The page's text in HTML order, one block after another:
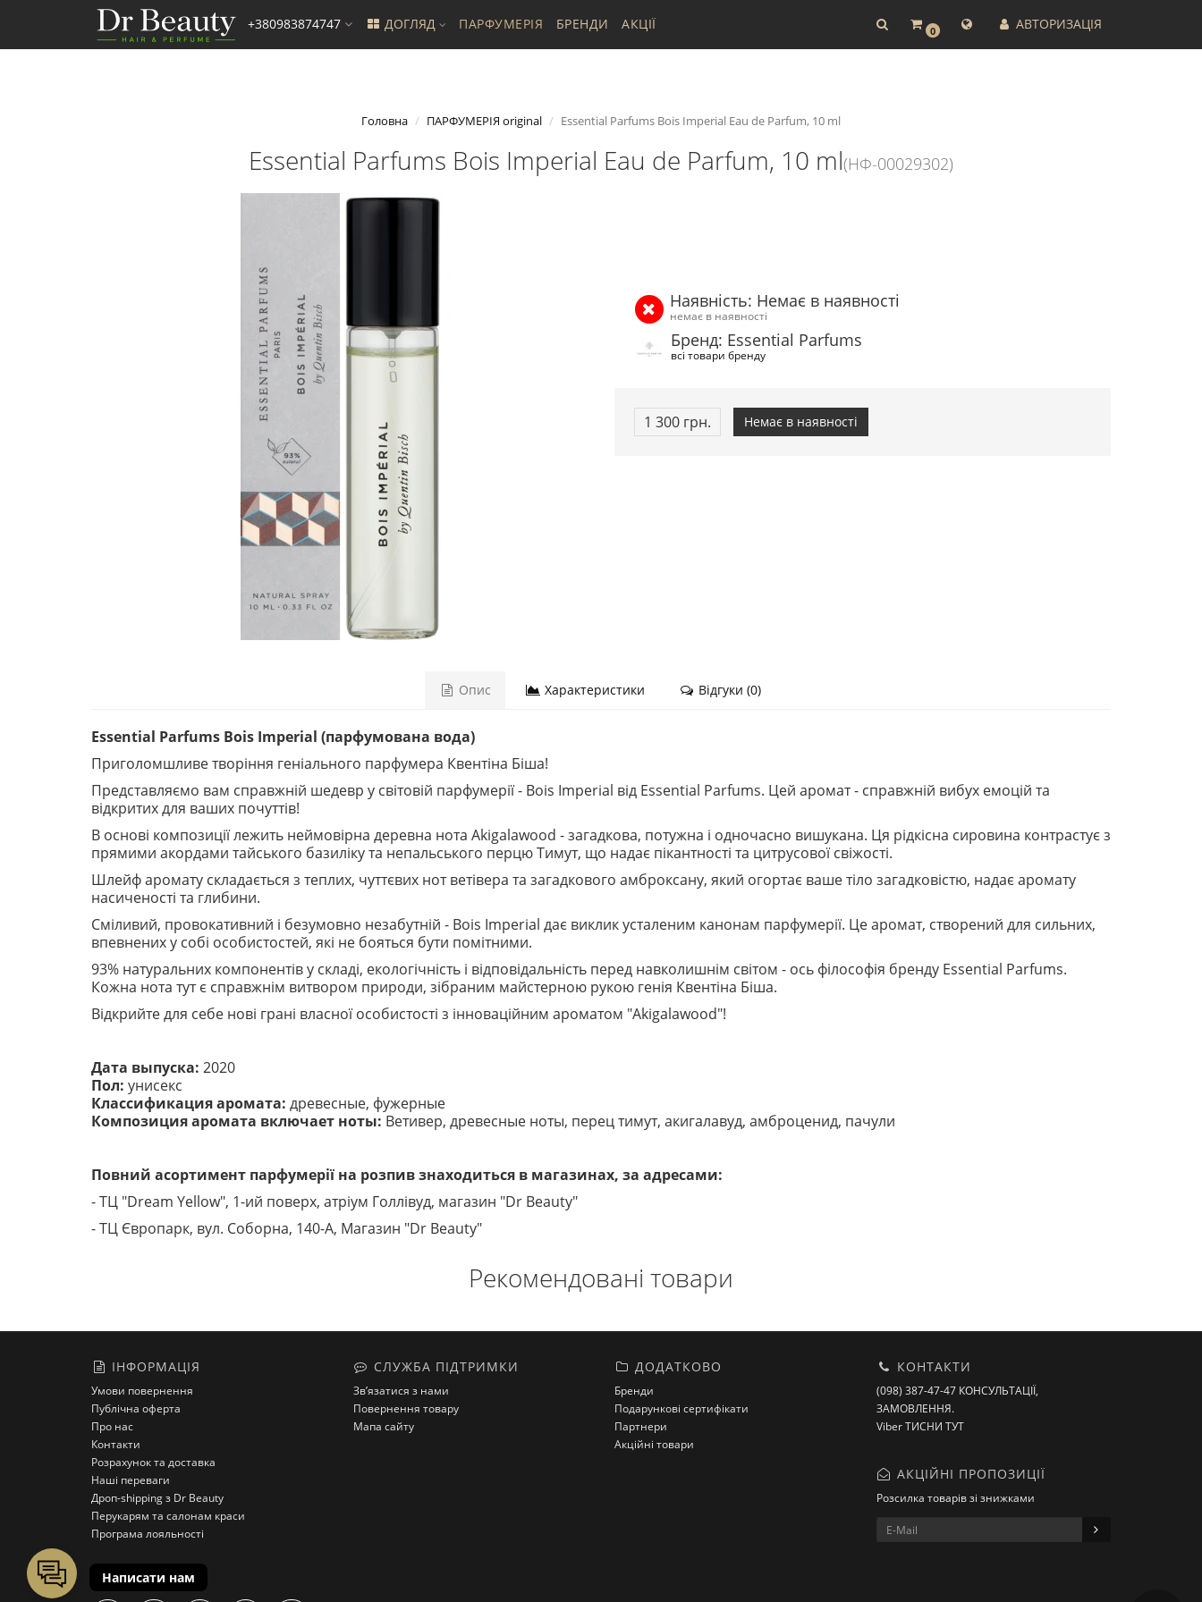
0 АВТОРИЗАЦІЯ
+380983874747 ДОГЛЯД ПАРФУМЕРІЯ БРЕНДИ АКЦІЇ
Головна ПАРФУМЕРІЯ original Essential Parfums Bois Imperial Eau de Parfum, 10 ml
Essential Parfums Bois Imperial Eau de Parfum, 10 ml(НФ-00029302)
Наявність: Немає в наявності
немає в наявності
Бренд: Essential Parfums
всі товари бренду
1 300 грн. Немає в наявності
Опис Характеристики Відгуки (0)
Essential Parfums Bois Imperial (парфумована вода)
Приголомшливе творіння геніального парфумера Квентіна Біша!
Представляємо вам справжній шедевр у світовій парфумерії - Bois Imperial від Essential Parfums. Цей аромат - справжній вибух емоцій та
відкритих для ваших почуттів!
В основі композиції лежить неймовірна деревна нота Akigalawood - загадкова, потужна і одночасно вишукана. Ця рідкісна сировина контрастує з
прямими акордами тайського базиліку та непальського перцю Тимут, що надає пікантності та цитрусової свіжості.
Шлейф аромату складається з теплих, чуттєвих нот ветівера та загадкового амброксану, який огортає ваше тіло загадковістю, надає аромату
насиченості та глибини.
Сміливий, провокативний і безумовно незабутній - Bois Imperial дає виклик усталеним канонам парфумерії. Це аромат, створений для сильних,
впевнених у собі особистостей, які не бояться бути помітними.
93% натуральних компонентів у складі, екологічність і відповідальність перед навколишнім світом - ось філософія бренду Essential Parfums.
Кожна нота тут є справжнім витвором природи, зібраним майстерною рукою генія Квентіна Біша.
Відкрийте для себе нові грані власної особистості з інноваційним ароматом "Akigalawood"!
Дата выпуска: 2020
Пол: унисекс
Классификация аромата: древесные, фужерные
Композиция аромата включает ноты: Ветивер, древесные ноты, перец тимут, акигалавуд, амброценид, пачули
Повний асортимент парфумерії на розпив знаходиться в магазинах, за адресами:
- ТЦ "Dream Yellow", 1-ий поверх, атріум Голлівуд, магазин "Dr Beauty"
- ТЦ Європарк, вул. Соборна, 140-A, Магазин "Dr Beauty"
Рекомендовані товари
ІНФОРМАЦІЯ
Умови повернення
Публічна оферта
Про нас
Контакти
Розрахунок та доставка
Наші переваги
Дроп-shipping з Dr Beauty
Перукарям та салонам краси
Програма лояльності
СЛУЖБА ПІДТРИМКИ
Зв’язатися з нами
Повернення товару
Мапа сайту
ДОДАТКОВО
Бренди
Подарункові сертифікати
Партнери
Акційні товари
КОНТАКТИ
(098) 387-47-47 КОНСУЛЬТАЦІЇ,
ЗАМОВЛЕННЯ.
Viber ТИСНИ ТУТ
АКЦІЙНІ ПРОПОЗИЦІЇ
Розсилка товарів зі знижками